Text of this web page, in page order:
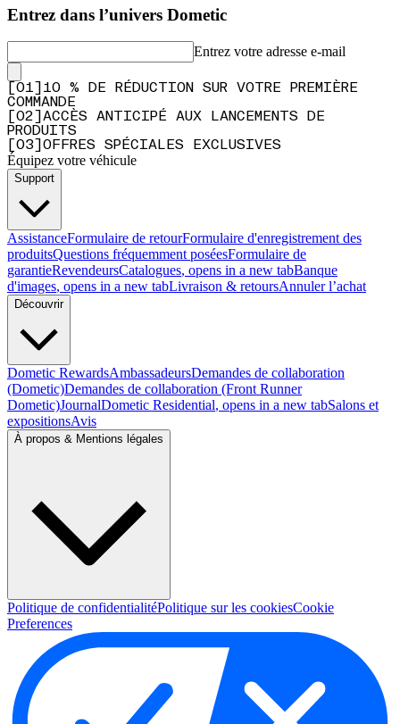
Entrez dans l’univers Dometic
Entrez votre adresse e-mail
01
10 % DE RÉDUCTION SUR VOTRE PREMIÈRE
COMMANDE
02
ACCÈS ANTICIPÉ AUX LANCEMENTS DE
PRODUITS
03 OFFRES SPÉCIALES EXCLUSIVES
Équipez votre véhicule
Support
AssistanceFormulaire de retourFormulaire d'enregistrement des
produitsQuestions fréquemment poséesFormulaire de
garantieRevendeursCatalogues, opens in a new tabBanque
d'images, opens in a new tabLivraison & retoursAnnuler l’achat
Découvrir
Dometic RewardsAmbassadeursDemandes de collaboration
(Dometic)Demandes de collaboration (Front Runner
Dometic)JournalDometic Residential, opens in a new tabSalons et
expositionsAvis
À propos & Mentions légales
Politique de confidentialitéPolitique sur les cookiesCookie
Preferences